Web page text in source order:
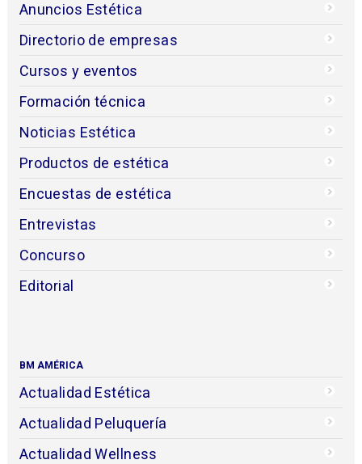
Anuncios Estética
Directorio de empresas
Cursos y eventos
Formación técnica
Noticias Estética
Productos de estética
Encuestas de estética
Entrevistas
Concurso
Editorial
BM AMÉRICA
Actualidad Estética
Actualidad Peluquería
Actualidad Wellness